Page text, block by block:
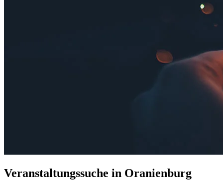
Veranstaltungssuche in Oranienburg